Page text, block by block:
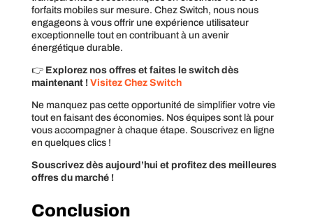
forfaits mobiles sur mesure. Chez Switch, nous nous
engageons à vous offrir une expérience utilisateur
exceptionnelle tout en contribuant à un avenir
énergétique durable.
👉 Explorez nos offres et faites le switch dès
maintenant ! Visitez Chez Switch
Ne manquez pas cette opportunité de simplifier votre vie
tout en faisant des économies. Nos équipes sont là pour
vous accompagner à chaque étape. Souscrivez en ligne
en quelques clics !
Souscrivez dès aujourd’hui et profitez des meilleures
offres du marché !
Conclusion